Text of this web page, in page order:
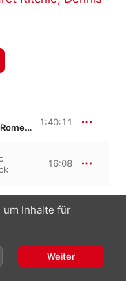
A Village Romeo and Juliet, RT I/6 · “Romeo und Julia auf dem Dorfe” 1:40:11
16:08
22:00
24:29
um Inhalte für
Weiter